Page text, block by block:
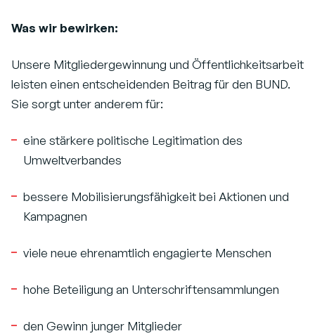
Was wir bewirken:
Unsere Mitgliedergewinnung und Öffentlichkeitsarbeit
leisten einen entscheidenden Beitrag für den BUND.
Sie sorgt unter anderem für:
eine stärkere politische Legitimation des
Umweltverbandes
bessere Mobilisierungsfähigkeit bei Aktionen und
Kampagnen
viele neue ehrenamtlich engagierte Menschen
hohe Beteiligung an Unterschriftensammlungen
den Gewinn junger Mitglieder